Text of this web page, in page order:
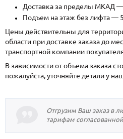
Доставка за пределы МКАД
Подъем на этаж без лифта —
Цены действительны для
области при доставке заказа до
транспортной компании
В зависимости от объема заказа
пожалуйста, уточняйте детали у
Отгрузим Ваш заказ в
тарифам